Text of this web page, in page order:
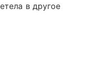
в другое